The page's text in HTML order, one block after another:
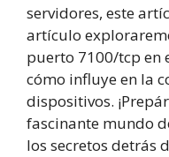
servidores, este
artículo
puerto 7100/tcp en
cómo influye en la
dispositivos.
fascinante mundo
los secretos detrás